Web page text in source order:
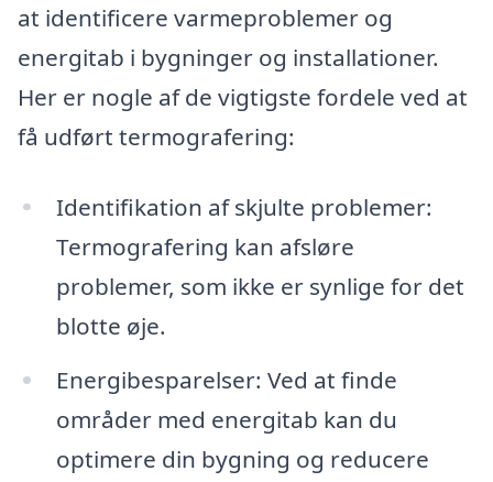
at identificere varmeproblemer og
energitab i bygninger og installationer.
Her er nogle af de vigtigste fordele ved at
få udført termografering:
Identifikation af skjulte problemer:
Termografering kan afsløre
problemer, som ikke er synlige for det
blotte øje.
Energibesparelser: Ved at finde
områder med energitab kan du
optimere din bygning og reducere